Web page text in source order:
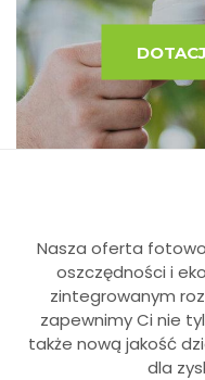
Nasza oferta
oszczędności i
zintegrowanym
zapewnimy Ci nie
także nową jakość
dla